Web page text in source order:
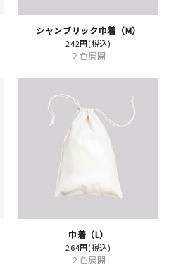
シャンブリック巾着（M）
242円(税込)
２色展開
巾着（L）
264円(税込)
２色展開